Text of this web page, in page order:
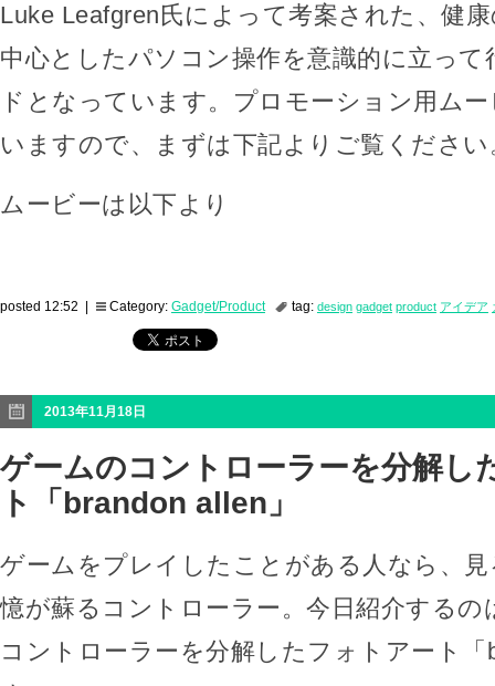
Luke Leafgren氏によって考案された、健
中心としたパソコン操作を意識的に立っ
ドとなっています。プロモーション用ム
いますので、まずは下記よりご覧ください
ムービーは以下より
posted 12:52 | Category: Gadget/Product tag: design gadget product アイデア
2013年11月18日
ゲームのコントローラーを分解し
ト「brandon allen」
ゲームをプレイしたことがある人なら、
憶が蘇るコントローラー。今日紹介する
コントローラーを分解したフォトアート「